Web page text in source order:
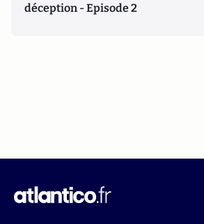
déception - Episode 2